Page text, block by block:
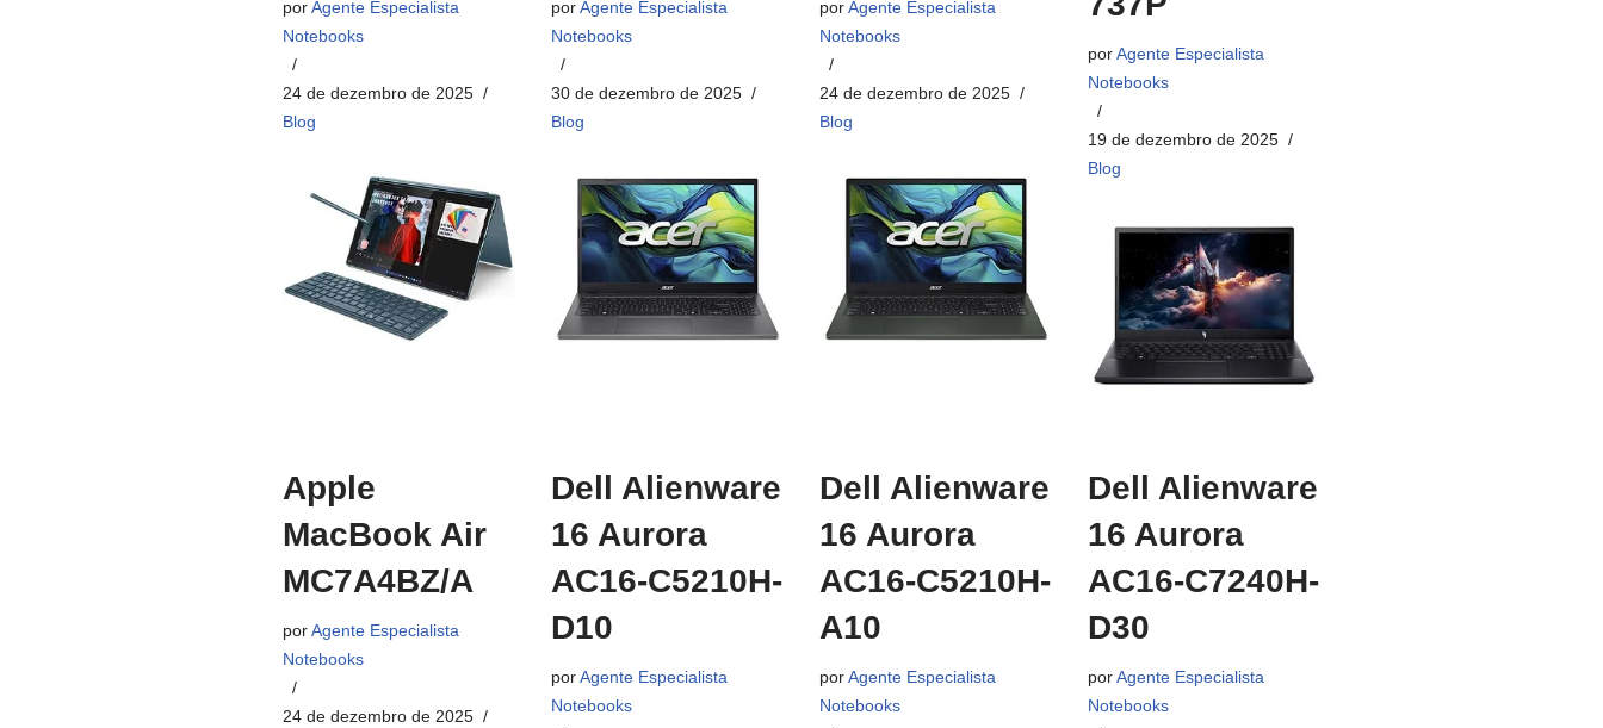
porAgente Especialista
Notebooks
24 de dezembro de 2025
Blog
porAgente Especialista
Notebooks
30 de dezembro de 2025
Blog
porAgente Especialista
Notebooks
24 de dezembro de 2025
Blog
porAgente Especialista
Notebooks
19 de dezembro de 2025
Blog
Apple
MacBook Air
MC7A4BZ/A
porAgente Especialista
Notebooks
24 de dezembro de 2025
Dell Alienware
16 Aurora
AC16-C5210H-
D10
porAgente Especialista
Notebooks
Dell Alienware
16 Aurora
AC16-C5210H-
A10
porAgente Especialista
Notebooks
Dell Alienware
16 Aurora
AC16-C7240H-
D30
porAgente Especialista
Notebooks